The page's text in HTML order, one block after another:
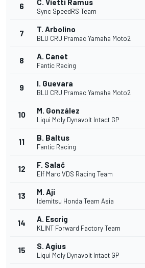
6 C. Vietti Ramus
Sync SpeedRS Team
7 T. Arbolino
BLU CRU Pramac Yamaha Moto2
8 A. Canet
Fantic Racing
9 I. Guevara
BLU CRU Pramac Yamaha Moto2
10 M. González
Liqui Moly Dynavolt Intact GP
11 B. Baltus
Fantic Racing
12 F. Salač
Elf Marc VDS Racing Team
13 M. Aji
Idemitsu Honda Team Asia
14 A. Escrig
KLINT Forward Factory Team
15 S. Agius
Liqui Moly Dynavolt Intact GP